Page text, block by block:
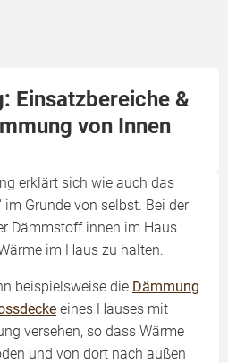
Einsatzbereiche &
von Innen
erklärt sich wie auch das
im Grunde von selbst. Bei der
Dämmstoff innen im Haus
im Haus zu halten.
beispielsweise die Dämmung
eines Hauses mit
versehen, so dass Wärme
und von dort nach außen